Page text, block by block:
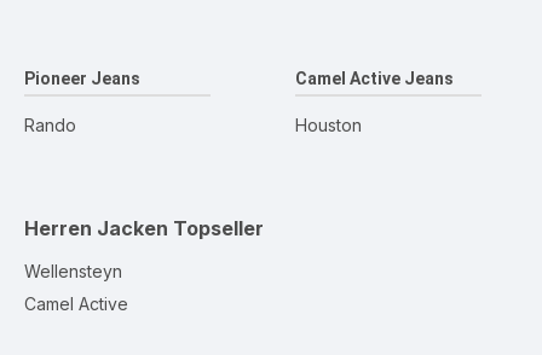
Pioneer Jeans
Rando
Camel Active Jeans
Houston
Herren Jacken Topseller
Wellensteyn
Camel Active